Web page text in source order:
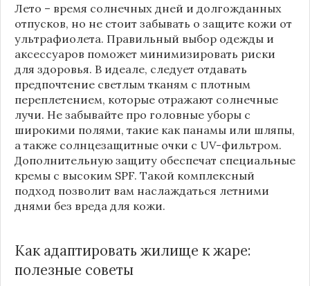
Лето – время солнечных дней и долгожданных
отпусков, но не стоит забывать о защите кожи от
ультрафиолета. Правильный выбор одежды и
аксессуаров поможет минимизировать риски
для здоровья. В идеале, следует отдавать
предпочтение светлым тканям с плотным
переплетением, которые отражают солнечные
лучи. Не забывайте про головные уборы с
широкими полями, такие как панамы или шляпы,
а также солнцезащитные очки с UV-фильтром.
Дополнительную защиту обеспечат специальные
кремы с высоким SPF. Такой комплексный
подход позволит вам наслаждаться летними
днями без вреда для кожи.
Как адаптировать жилище к жаре:
полезные советы